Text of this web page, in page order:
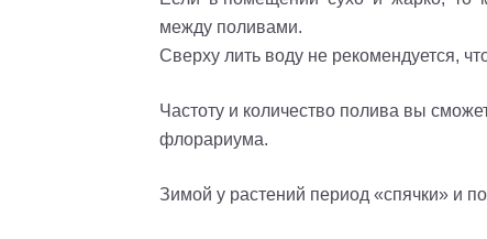
между поливами.
Сверху лить воду не рекомендуется,
Частоту и количество полива вы
флорариума.
Зимой у растений период «спячки» и